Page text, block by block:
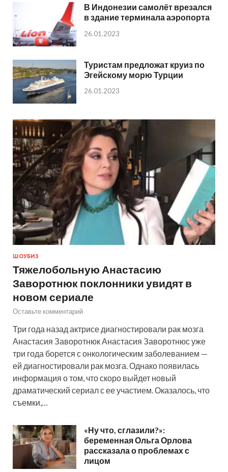
В Индонезии самолёт врезался
в здание терминала аэропорта
26.01.2023
Туристам предложат круиз по
Эгейскому морю Турции
26.01.2023
ШОУБИЗ
Тяжелобольную Анастасию
Заворотнюк поклонники увидят в
новом сериале
Оставьте комментарий
Три года назад актрисе диагностировали рак мозга
Анастасия Заворотнюк Анастасия Заворотнюс уже
три года борется с онкологическим заболеванием —
ей диагностировали рак мозга. Однако появилась
информация о том, что скоро выйдет новый
драматический сериал с ее участием. Оказалось, что
съемки,…
«Ну что, сглазили?»:
беременная Ольга Орлова
рассказала о проблемах с
лицом